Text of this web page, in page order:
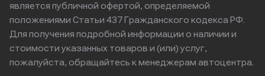
является публичной офертой, определяемой
положениями Статьи 437 Гражданского кодекса РФ.
Для получения подробной информации о наличии и
стоимости указанных товаров и (или) услуг,
пожалуйста, обращайтесь к менеджерам автоцентра.